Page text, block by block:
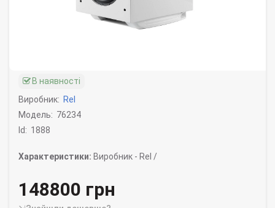
В наявності
Виробник: Rel
Модель: 76234
Id: 1888
Характеристики: Виробник - Rel /
148800 грн